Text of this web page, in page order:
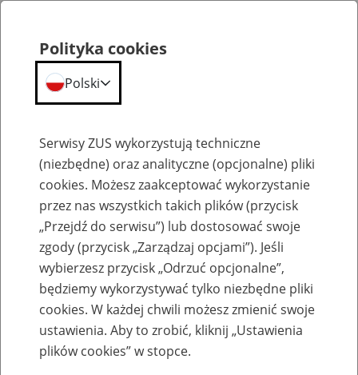
Szkolenia
Zaproś ZUS do siebie - zakładanie profili
eZUS w siedzibie Twojej firmy
Polityka cookies
Polski
Serwisy ZUS wykorzystują techniczne
(niezbędne) oraz analityczne (opcjonalne) pliki
cookies. Możesz zaakceptować wykorzystanie
przez nas wszystkich takich plików (przycisk
„Przejdź do serwisu”) lub dostosować swoje
zgody (przycisk „Zarządzaj opcjami”). Jeśli
wybierzesz przycisk „Odrzuć opcjonalne”,
będziemy wykorzystywać tylko niezbędne pliki
cookies. W każdej chwili możesz zmienić swoje
ustawienia. Aby to zrobić, kliknij „Ustawienia
plików cookies” w stopce.